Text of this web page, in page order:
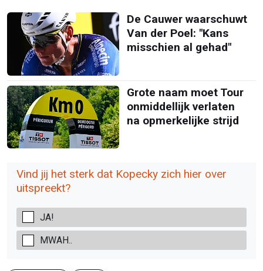
De Cauwer waarschuwt
Van der Poel: "Kans
misschien al gehad"
Grote naam moet Tour
onmiddellijk verlaten
na opmerkelijke strijd
Vind jij het sterk dat Kopecky zich hier over
uitspreekt?
JA!
MWAH..